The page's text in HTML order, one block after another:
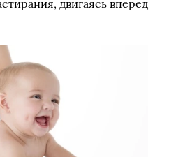
двигаясь вперед